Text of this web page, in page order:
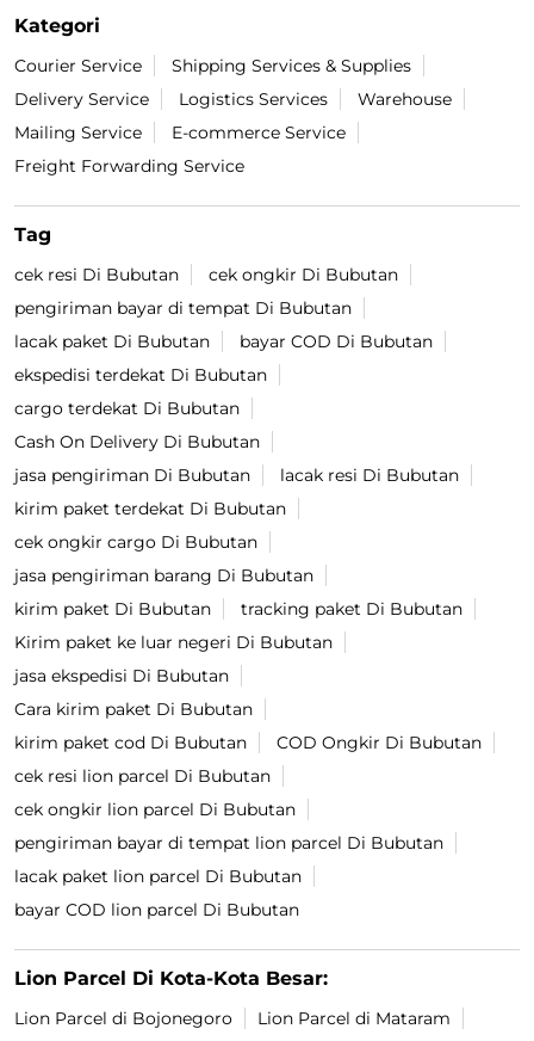
Kategori
Courier Service
Shipping Services & Supplies
Delivery Service
Logistics Services
Warehouse
Mailing Service
E-commerce Service
Freight Forwarding Service
Tag
cek resi Di Bubutan
cek ongkir Di Bubutan
pengiriman bayar di tempat Di Bubutan
lacak paket Di Bubutan
bayar COD Di Bubutan
ekspedisi terdekat Di Bubutan
cargo terdekat Di Bubutan
Cash On Delivery Di Bubutan
jasa pengiriman Di Bubutan
lacak resi Di Bubutan
kirim paket terdekat Di Bubutan
cek ongkir cargo Di Bubutan
jasa pengiriman barang Di Bubutan
kirim paket Di Bubutan
tracking paket Di Bubutan
Kirim paket ke luar negeri Di Bubutan
jasa ekspedisi Di Bubutan
Cara kirim paket Di Bubutan
kirim paket cod Di Bubutan
COD Ongkir Di Bubutan
cek resi lion parcel Di Bubutan
cek ongkir lion parcel Di Bubutan
pengiriman bayar di tempat lion parcel Di Bubutan
lacak paket lion parcel Di Bubutan
bayar COD lion parcel Di Bubutan
Lion Parcel Di Kota-Kota Besar:
Lion Parcel di Bojonegoro Lion Parcel di Mataram